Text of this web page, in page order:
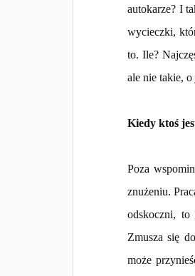
autokarze? I
wycieczki,
to. Ile?
ale nie takie,
Kiedy ktoś
Poza
znużeniu.
odskoczni, to
Zmusza się
może